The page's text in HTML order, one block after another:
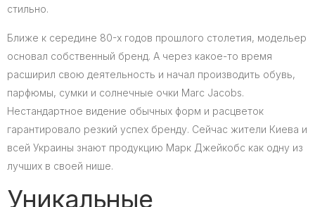
стильно.
Ближе к середине 80-х годов прошлого столетия, модельер
основал собственный бренд. А через какое-то время
расширил свою деятельность и начал производить обувь,
парфюмы, сумки и солнечные очки Marc Jacobs.
Нестандартное видение обычных форм и расцветок
гарантировало резкий успех бренду. Сейчас жители Киева и
всей Украины знают продукцию Марк Джейкобс как одну из
лучших в своей нише.
Уникальные